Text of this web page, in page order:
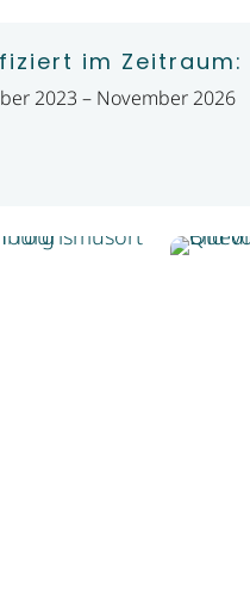
im Zeitraum:
2023 – November 2026